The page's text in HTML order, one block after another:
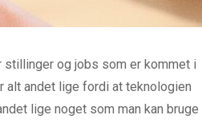
stillinger og jobs som er kommet i
andet lige fordi at teknologien
lige noget som man kan bruge